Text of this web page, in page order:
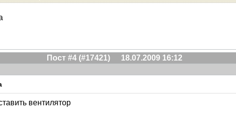
Пост #4 (#17421)
18.07.2009 16:12
вентилятор